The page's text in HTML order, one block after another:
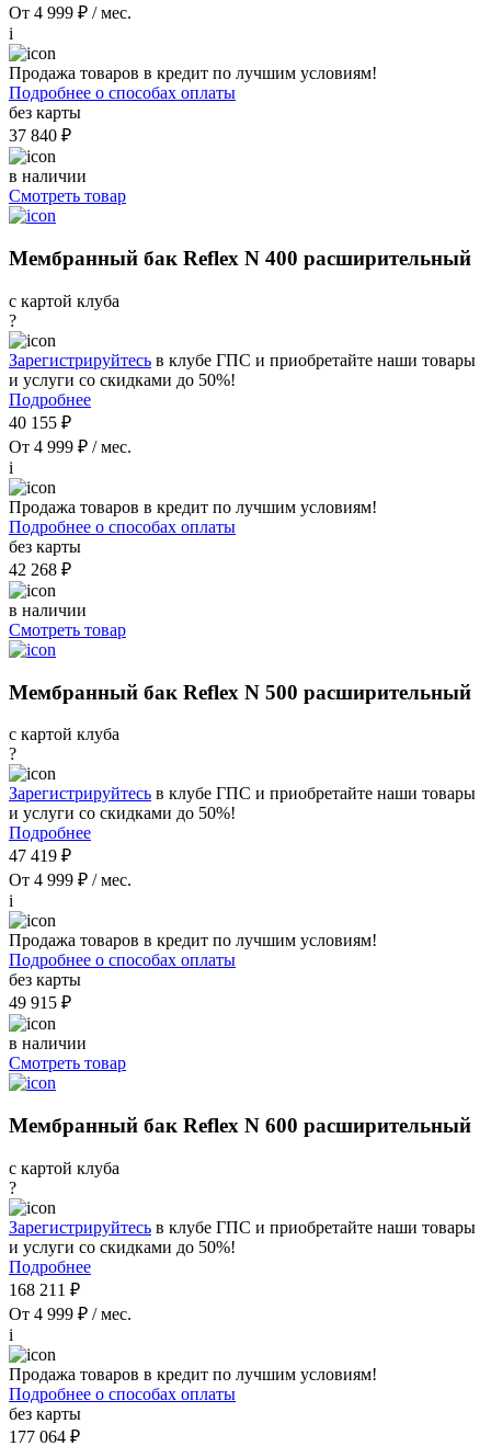
От 4 999 ₽ / мес.
i
Продажа товаров в кредит по лучшим условиям!
Подробнее о способах оплаты
без карты
37 840 ₽
в наличии
Смотреть товар
Мембранный бак Reflex N 400 расширительный
с картой клуба
?
Зарегистрируйтесь в клубе ГПС и приобретайте наши товары
и услуги со скидками до 50%!
Подробнее
40 155 ₽
От 4 999 ₽ / мес.
i
Продажа товаров в кредит по лучшим условиям!
Подробнее о способах оплаты
без карты
42 268 ₽
в наличии
Смотреть товар
Мембранный бак Reflex N 500 расширительный
с картой клуба
?
Зарегистрируйтесь в клубе ГПС и приобретайте наши товары
и услуги со скидками до 50%!
Подробнее
47 419 ₽
От 4 999 ₽ / мес.
i
Продажа товаров в кредит по лучшим условиям!
Подробнее о способах оплаты
без карты
49 915 ₽
в наличии
Смотреть товар
Мембранный бак Reflex N 600 расширительный
с картой клуба
?
Зарегистрируйтесь в клубе ГПС и приобретайте наши товары
и услуги со скидками до 50%!
Подробнее
168 211 ₽
От 4 999 ₽ / мес.
i
Продажа товаров в кредит по лучшим условиям!
Подробнее о способах оплаты
без карты
177 064 ₽